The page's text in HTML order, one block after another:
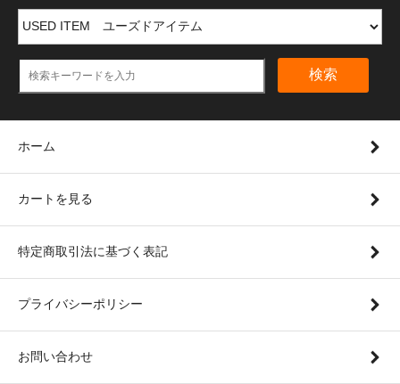
検索
ホーム
カートを見る
特定商取引法に基づく表記
プライバシーポリシー
お問い合わせ